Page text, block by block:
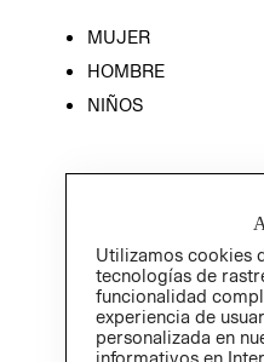
MUJER
HOMBRE
NIÑOS
Utilizamos cookies
tecnologías de
funcionalidad
experiencia de
personalizada en
informativos en